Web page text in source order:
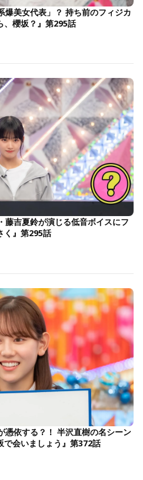
爆美女代表」？ 持ち前のフィジカ
、櫻坂？』第295話
藤吉夏鈴が演じる低音ボイスにフ
く』第295話
憑依する？！ 半沢直樹の名シーン
で会いましょう』第372話